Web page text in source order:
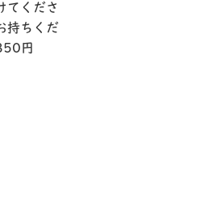
てくださ
持ちくだ
円